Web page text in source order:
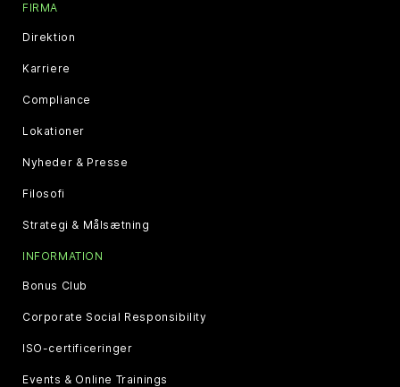
FIRMA
Direktion
Karriere
Compliance
Lokationer
Nyheder & Presse
Filosofi
Strategi & Målsætning
INFORMATION
Bonus Club
Corporate Social Responsibility
ISO-certificeringer
Events & Online Trainings